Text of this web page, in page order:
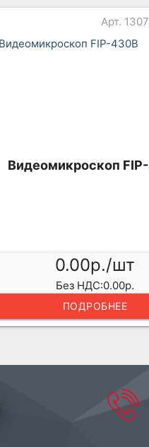
Арт.
Видеомикроскоп
0.00р./шт
Без НДС:0.00р.
ПОДРОБНЕЕ